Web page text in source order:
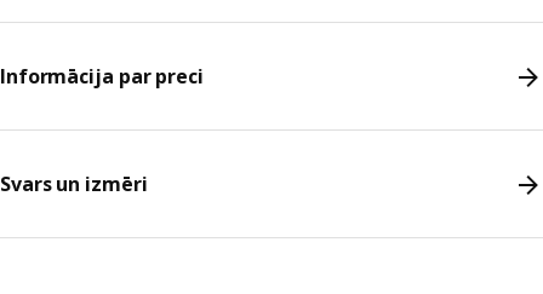
Informācija par preci
Svars un izmēri